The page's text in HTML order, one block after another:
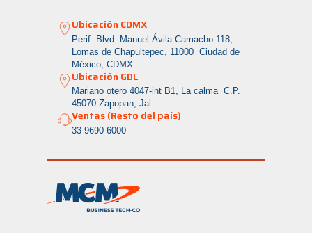
Ubicación CDMX
Perif. Blvd. Manuel Ávila Camacho 118,
Lomas de Chapultepec, 11000 Ciudad de
México, CDMX
Ubicación GDL
Mariano otero 4047-int B1, La calmaC.P.
45070 Zapopan, Jal.
Ventas (Resto del país)
33 9690 6000